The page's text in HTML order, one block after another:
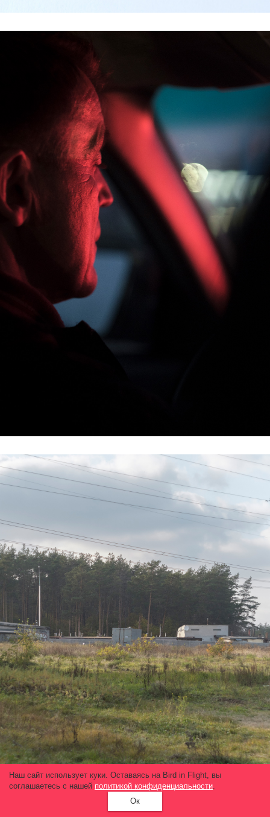
Наш сайт использует куки. Оставаясь на Bird in Flight, вы
соглашаетесь с нашей политикой конфиденциальности.
Ок